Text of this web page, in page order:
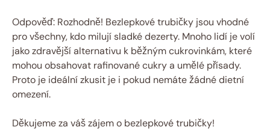
Odpověď: Rozhodně! Bezlepkové trubičky jsou vhodné
pro všechny, kdo milují sladké dezerty. Mnoho lidí je volí
jako zdravější alternativu k běžným cukrovinkám, které
mohou obsahovat rafinované cukry a umělé přísady.
Proto je ideální zkusit je i pokud nemáte žádné dietní
omezení.
Děkujeme za váš zájem o bezlepkové trubičky!